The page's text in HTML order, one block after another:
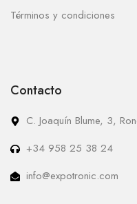
Términos y condiciones
Contacto
C. Joaquín Blume, 3,
+34 958 25 38 24
info@expotronic.com